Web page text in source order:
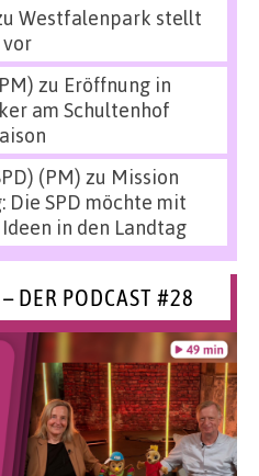
Westfalenpark stellt
zu Eröffnung in
am Schultenhof
(PM) zu Mission
SPD möchte mit
in den Landtag
DER PODCAST #28